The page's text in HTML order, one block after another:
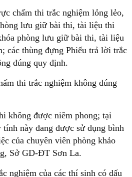
chấm thi trắc nghiệm lỏng lẻo,
lưu giữ bài thi, tài liệu thi
phòng lưu giữ bài thi, tài liệu
các thùng đựng Phiếu trả lời trắc
đúng quy định.
thi trắc nghiệm không đúng
không được niêm phong; tại
này đang được sử dụng bình
của chuyên viên phòng khảo
Sở GD-ĐT Sơn La.
nghiệm của các thí sinh có dấu